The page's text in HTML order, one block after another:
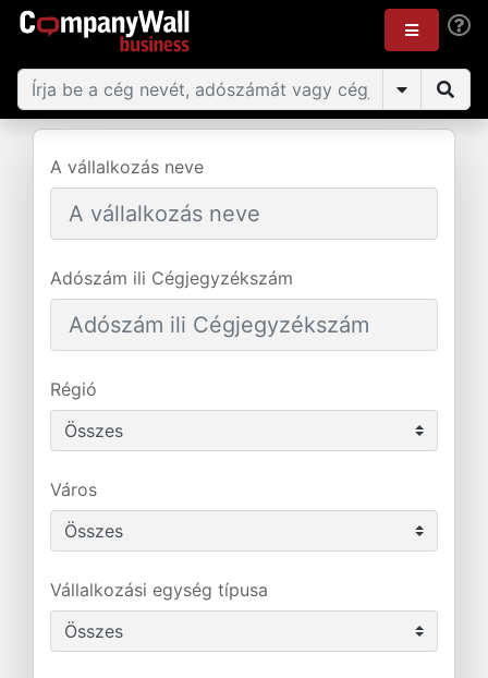
A vállalkozás neve
Adószám ili Cégjegyzékszám
Régió
Város
Vállalkozási egység típusa